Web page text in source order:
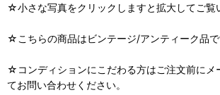
☆小さな写真をクリックしますと拡大してご覧
☆こちらの商品はビンテージ/アンティーク品で
☆コンディションにこだわる方はご注文前にメ
てお問い合わせください。